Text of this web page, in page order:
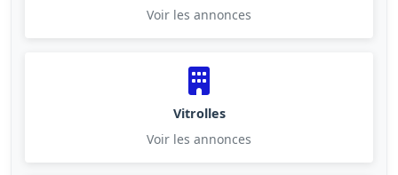
Voir les annonces
Vitrolles
Voir les annonces